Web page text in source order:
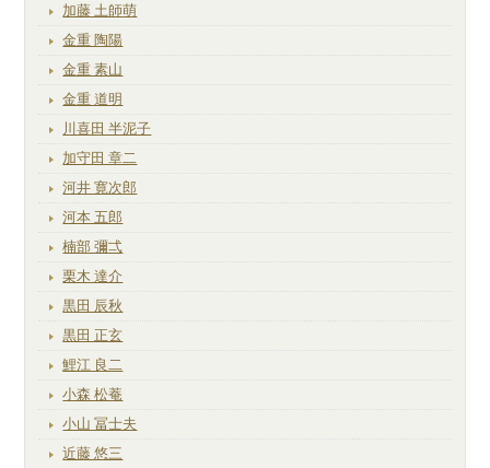
加藤 土師萌
金重 陶陽
金重 素山
金重 道明
川喜田 半泥子
加守田 章二
河井 寛次郎
河本 五郎
楠部 彌弌
栗木 達介
黒田 辰秋
黒田 正玄
鯉江 良二
小森 松菴
小山 冨士夫
近藤 悠三